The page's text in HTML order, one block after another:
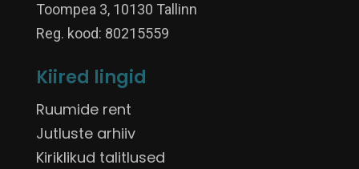
Toompea 3, 10130 Tallinn
Reg. kood: 80215559
Kiired lingid
Ruumide rent
Jutluste arhiiv
Kiriklikud talitlused